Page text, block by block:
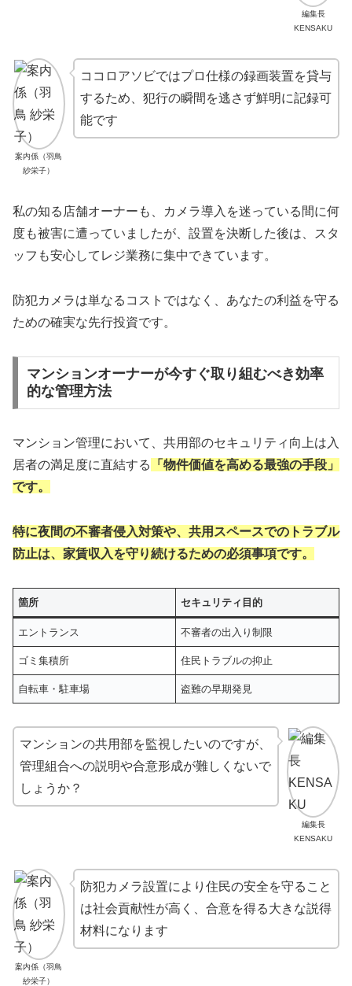
編集長
KENSAKU
案内係（羽鳥
紗栄子）
ココロアソビではプロ仕様の録画装置を貸与
するため、犯行の瞬間を逃さず鮮明に記録可
能です
私の知る店舗オーナーも、カメラ導入を迷っている間に何
度も被害に遭っていましたが、設置を決断した後は、スタ
ッフも安心してレジ業務に集中できています。
防犯カメラは単なるコストではなく、あなたの利益を守る
ための確実な先行投資です。
マンションオーナーが今すぐ取り組むべき効率
的な管理方法
マンション管理において、共用部のセキュリティ向上は入
居者の満足度に直結する
「物件価値を高める最強の手段」
です。
特に夜間の不審者侵入対策や、共用スペースでのトラブル
防止は、家賃収入を守り続けるための必須事項です。
箇所 セキュリティ目的
エントランス 不審者の出入り制限
ゴミ集積所 住民トラブルの抑止
自転車・駐車場 盗難の早期発見
編集長
KENSAKU
マンションの共用部を監視したいのですが、
管理組合への説明や合意形成が難しくないで
しょうか？
案内係（羽鳥
紗栄子）
防犯カメラ設置により住民の安全を守ること
は社会貢献性が高く、合意を得る大きな説得
材料になります